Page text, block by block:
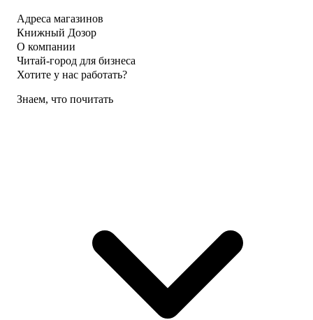
Адреса магазинов
Книжный Дозор
О компании
Читай-город для бизнеса
Хотите у нас работать?
Знаем, что почитать